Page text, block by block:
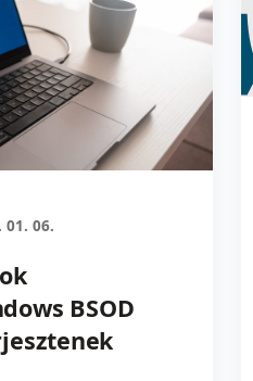
01. 06.
BSOD